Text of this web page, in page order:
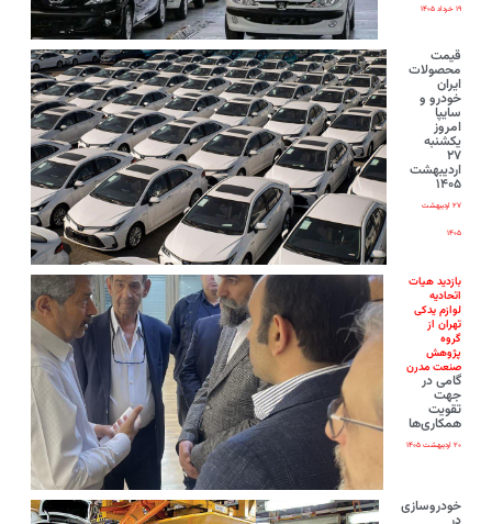
۱۹ خرداد ۱۴۰۵
قیمت
محصولات
ایران‌
خودرو و
سایپا
امروز
یکشنبه
۲۷
اردیبهشت
۱۴۰۵
۲۷ اردیبهشت
۱۴۰۵
بازدید هیات
اتحادیه
لوازم یدکی
تهران از
گروه
پژوهش
صنعت مدرن
گامی در
جهت
تقویت
همکاری‌ها
۲۰ اردیبهشت ۱۴۰۵
خودروسازی